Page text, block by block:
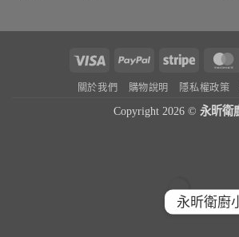
Visa PayPal Stripe
關於我們 購物說明 隱私權政策
Copyright 2026 © 永昕衛
永昕衛廚